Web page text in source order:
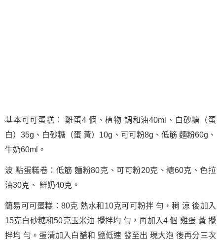
基本可可蛋糕： 雞蛋4 個、植物 調和油40ml、白砂糖（蛋
白）35g、白砂糖（蛋 黃）10g、可可粉8g、低筋 麵粉60g、
牛奶60ml。
波 點蛋糕卷：低筋 麵粉80克、可可粉20克、糖60克、色拉
油30克、 鮮奶40克。
簡易可可蛋糕：80克 熱水和10克可可粉拌 勻，稍 涼 後加入
15克白砂糖和50克玉米油 攪拌均 勻，再加入4 個 雞蛋 黃 攪
拌均 勻。蛋清加入白醋和 鹽低速 發至出 現大泡 後再分三次